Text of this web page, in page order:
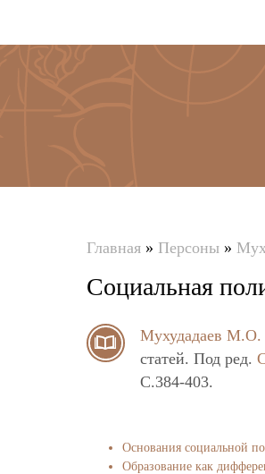
здесь
Главная » Персоны »
Социальная
Мухудадаев М.О.
статей. Под ред.
C.384-403.
Основания социальной
Образование как